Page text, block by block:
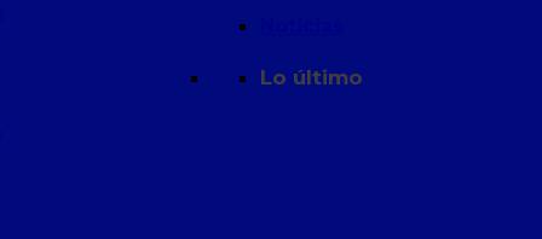
Lo último